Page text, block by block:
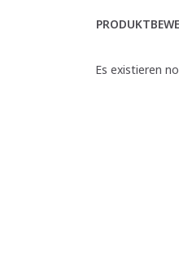
Es existieren